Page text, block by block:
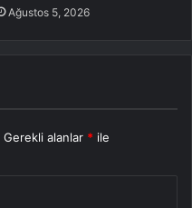
Ağustos 5, 2026
Gerekli alanlar * ile